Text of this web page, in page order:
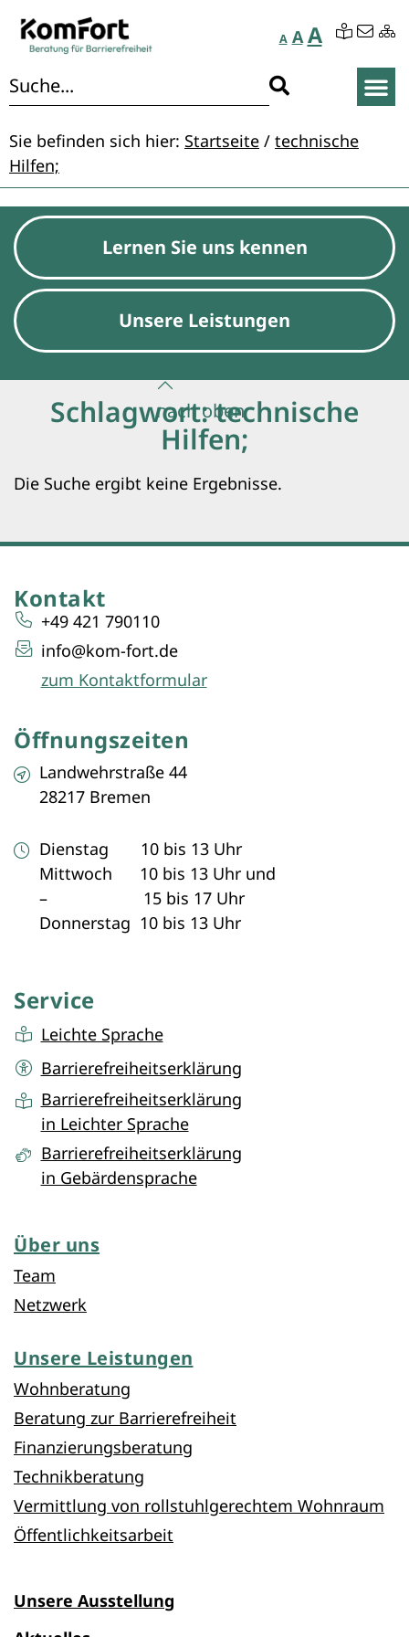
A A A
Sie befinden sich hier: Startseite / technische
Hilfen;
Lernen Sie uns kennen
Unsere Leistungen
Schlagwort: technische
Hilfen;
Die Suche ergibt keine Ergebnisse.
nach oben
Kontakt
+49 421 790110
info@kom-fort.de
zum Kontaktformular
Öffnungszeiten
Landwehrstraße 44
28217 Bremen
Dienstag 10 bis 13 Uhr
Mittwoch 10 bis 13 Uhr und
– 15 bis 17 Uhr
Donnerstag 10 bis 13 Uhr
Service
Leichte Sprache
Barrierefreiheitserklärung
Barrierefreiheitserklärung
in Leichter Sprache
Barrierefreiheitserklärung
in Gebärdensprache
Über uns
Team
Netzwerk
Unsere Leistungen
Wohnberatung
Beratung zur Barrierefreiheit
Finanzierungsberatung
Technikberatung
Vermittlung von rollstuhlgerechtem Wohnraum
Öffentlichkeitsarbeit
Unsere Ausstellung